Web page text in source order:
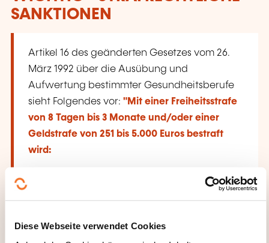
Diese Webseite verwendet Cookies
SANKTIONEN
Artikel 16 des geänderten Gesetzes vom 26.
März 1992 über die Ausübung und
Aufwertung bestimmter Gesundheitsberufe
sieht Folgendes vor:"Mit einer Freiheitsstrafe
von 8 Tagen bis 3 Monate und/oder einer
Geldstrafe von 251 bis 5.000 Euros bestraft
wird:
Zuständigkeitsbereich dieser Berufe fällt,